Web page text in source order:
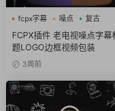
fcpx字幕 噪点 复古
FCPX插件 老电视噪点字幕
题LOGO边框视频包装
3周前